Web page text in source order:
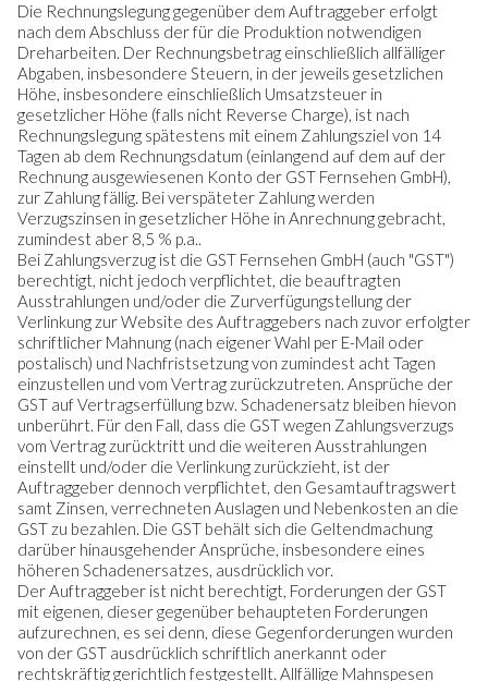
Die Rechnungslegung gegenüber dem Auftraggeber erfolgt
nach dem Abschluss der für die Produktion notwendigen
Dreharbeiten. Der Rechnungsbetrag einschließlich allfälliger
Abgaben, insbesondere Steuern, in der jeweils gesetzlichen
Höhe, insbesondere einschließlich Umsatzsteuer in
gesetzlicher Höhe (falls nicht Reverse Charge), ist nach
Rechnungslegung spätestens mit einem Zahlungsziel von 14
Tagen ab dem Rechnungsdatum (einlangend auf dem auf der
Rechnung ausgewiesenen Konto der GST Fernsehen GmbH),
zur Zahlung fällig. Bei verspäteter Zahlung werden
Verzugszinsen in gesetzlicher Höhe in Anrechnung gebracht,
zumindest aber 8,5 % p.a..
Bei Zahlungsverzug ist die GST Fernsehen GmbH (auch "GST")
berechtigt, nicht jedoch verpflichtet, die beauftragten
Ausstrahlungen und/oder die Zurverfügungstellung der
Verlinkung zur Website des Auftraggebers nach zuvor erfolgter
schriftlicher Mahnung (nach eigener Wahl per E-Mail oder
postalisch) und Nachfristsetzung von zumindest acht Tagen
einzustellen und vom Vertrag zurückzutreten. Ansprüche der
GST auf Vertragserfüllung bzw. Schadenersatz bleiben hievon
unberührt. Für den Fall, dass die GST wegen Zahlungsverzugs
vom Vertrag zurücktritt und die weiteren Ausstrahlungen
einstellt und/oder die Verlinkung zurückzieht, ist der
Auftraggeber dennoch verpflichtet, den Gesamtauftragswert
samt Zinsen, verrechneten Auslagen und Nebenkosten an die
GST zu bezahlen. Die GST behält sich die Geltendmachung
darüber hinausgehender Ansprüche, insbesondere eines
höheren Schadenersatzes, ausdrücklich vor.
Der Auftraggeber ist nicht berechtigt, Forderungen der GST
mit eigenen, dieser gegenüber behaupteten Forderungen
aufzurechnen, es sei denn, diese Gegenforderungen wurden
von der GST ausdrücklich schriftlich anerkannt oder
rechtskräftig gerichtlich festgestellt. Allfällige Mahnspesen